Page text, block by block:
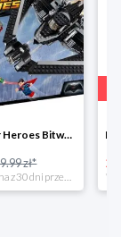
LEGO Super Heroes Bitwa powietrzna w super cenie
*najniższa cena z 30 dni przed obniżką
-10
202.49 zł